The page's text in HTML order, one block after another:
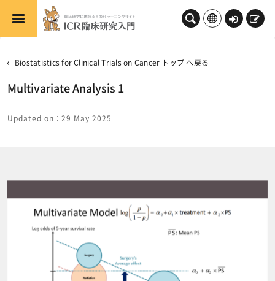
メインコンテンツへスキップする
ロ
新
Biostatistics for Clinical Trials on Cancer トップ へ戻る
Multivariate Analysis 1
Updated on：29 May 2025